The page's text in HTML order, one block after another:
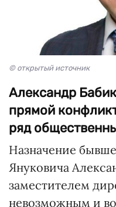
© открытый источник
Александр
прямой
ряд
Назначение
Януковича
заместителем
невозможным и